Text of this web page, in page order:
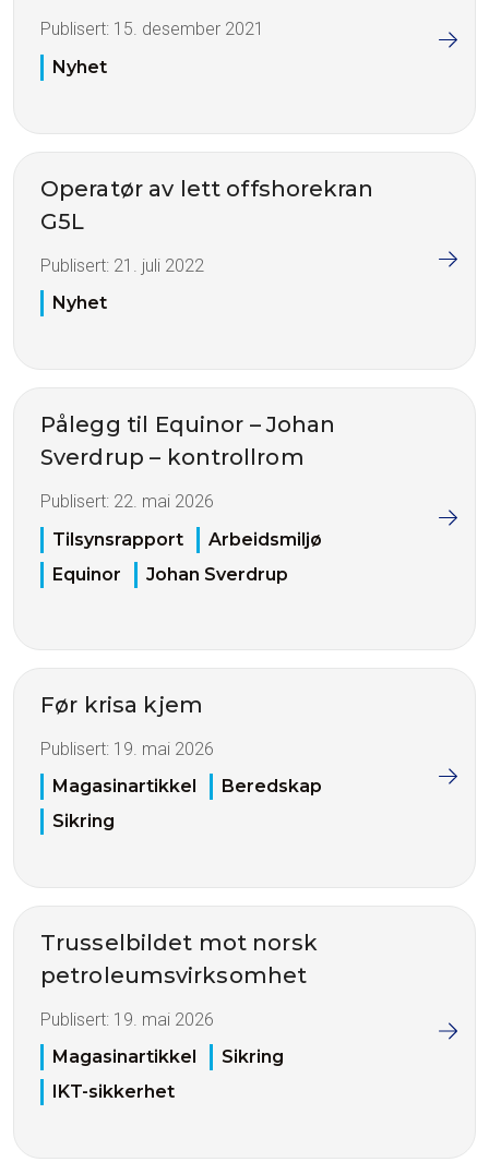
Publisert: 15. desember 2021
Nyhet
Operatør av lett offshorekran
G5L
Publisert: 21. juli 2022
Nyhet
Pålegg til Equinor – Johan
Sverdrup – kontrollrom
Publisert: 22. mai 2026
Tilsynsrapport
Arbeidsmiljø
Equinor
Johan Sverdrup
Før krisa kjem
Publisert: 19. mai 2026
Magasinartikkel
Beredskap
Sikring
Trusselbildet mot norsk
petroleumsvirksomhet
Publisert: 19. mai 2026
Magasinartikkel
Sikring
IKT-sikkerhet